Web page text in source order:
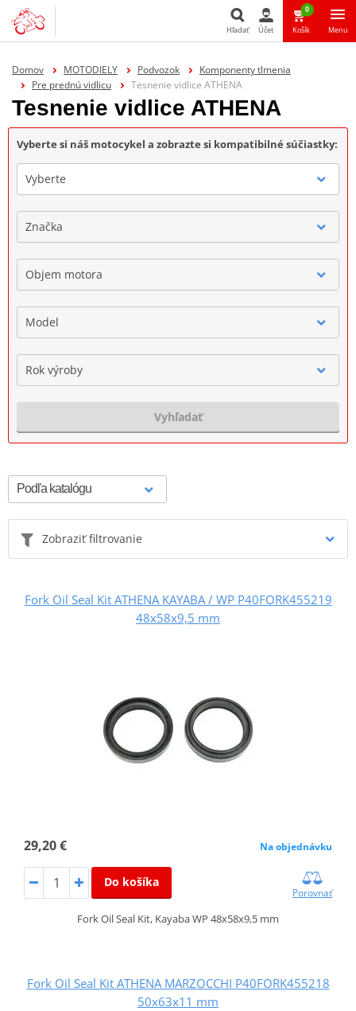
Hľadať Účet
0
Košík Menu
Domov MOTODIELY Podvozok
Komponenty tlmenia
Pre prednú vidlicu
Tesnenie vidlice ATHENA
Tesnenie vidlice ATHENA
Vyberte si náš motocykel a zobrazte si kompatibilné súčiastky:
Vyberte
Značka
Objem motora
Model
Rok výroby
Vyhľadať
Zobraziť filtrovanie
Fork Oil Seal Kit ATHENA KAYABA / WP P40FORK455219
48x58x9,5 mm
29,20 € Na objednávku
Do košíka
Porovnať
Fork Oil Seal Kit, Kayaba WP 48x58x9,5 mm
Fork Oil Seal Kit ATHENA MARZOCCHI P40FORK455218
50x63x11 mm